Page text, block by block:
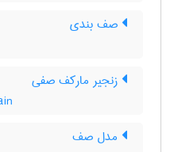
صف بندی
زنجیر مارکف صفی
مدل صف